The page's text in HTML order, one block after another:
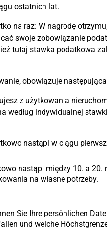
ostatnich lat.
na raz: W nagrodę
swoje zobowiązanie
tutaj stawka podatkowa
obowiązuje
z użytkowania
według indywidualnej
nastąpi w ciągu
nastąpi między 10. a 20.
na własne potrzeby.
Sie Ihre persönlichen
und welche